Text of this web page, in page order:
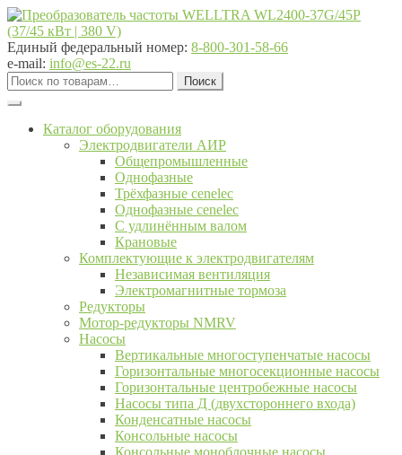
Перейти
к
навигации
Перейти
к
содержимому
Единый федеральный номер: 8-800-301-58-66
e-mail: info@es-22.ru
Искать:
Поиск
Каталог оборудования
Электродвигатели АИР
Общепромышленные
Однофазные
Трёхфазные cenelec
Однофазные cenelec
С удлинённым валом
Крановые
Комплектующие к электродвигателям
Независимая вентиляция
Электромагнитные тормоза
Редукторы
Мотор-редукторы NMRV
Насосы
Вертикальные многоступенчатые насосы
Горизонтальные многосекционные насосы
Горизонтальные центробежные насосы
Насосы типа Д (двухстороннего входа)
Конденсатные насосы
Консольные насосы
Консольные моноблочные насосы